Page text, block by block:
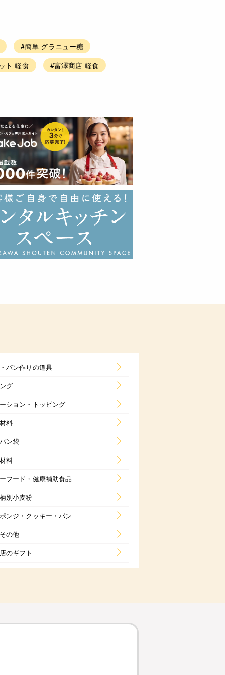
#簡単 グラニュー糖
ト 軽食
#富澤商店 軽食
パン作りの道具
グ
ション・トッピング
料
ン袋
料
フード・健康補助食品
別小麦粉
ンジ・クッキー・パン
の他
のギフト